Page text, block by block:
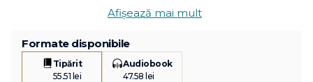
Afișează mai mult
Formate disponibile
Tipărit
55.51 lei
Audiobook
47.58 lei